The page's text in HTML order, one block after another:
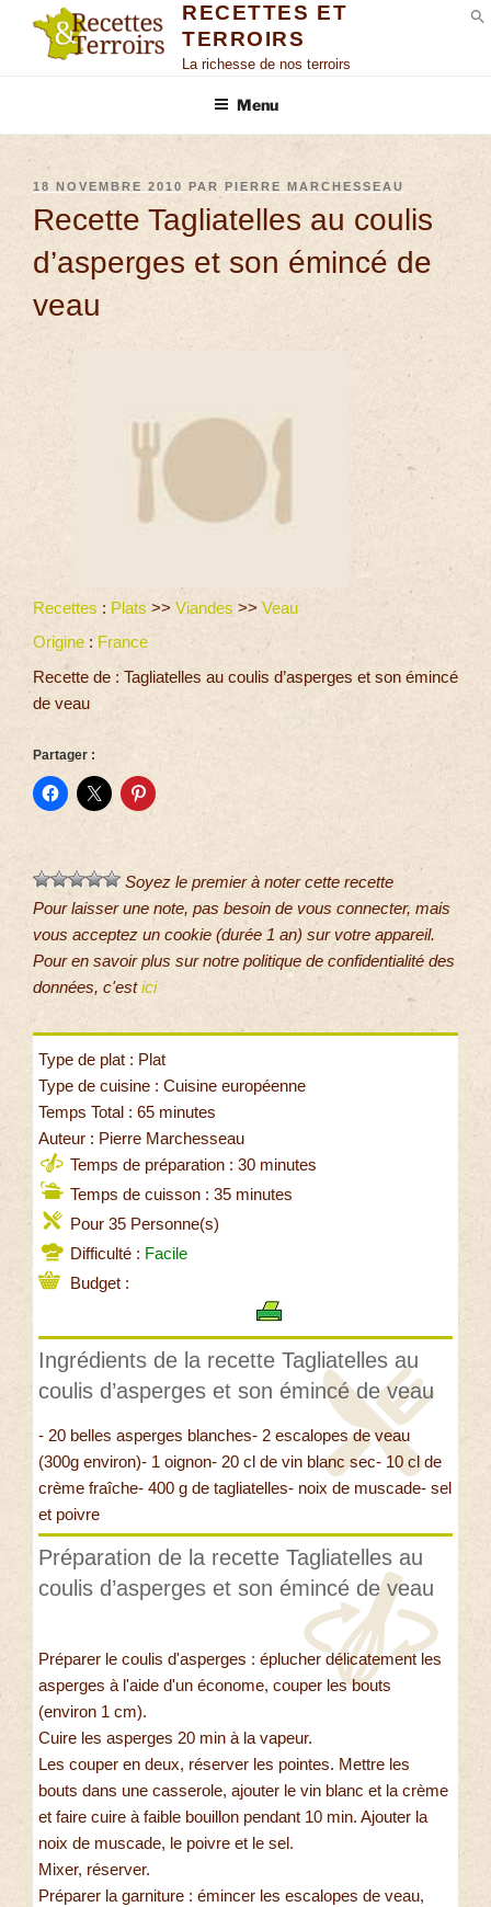
RECETTES ET
TERROIRS
La richesse de nos terroirs
Menu
18 NOVEMBRE 2010 PAR PIERRE MARCHESSEAU
Recette Tagliatelles au coulis
d’asperges et son émincé de
veau
Recettes : Plats >> Viandes >> Veau
Origine : France
Recette de : Tagliatelles au coulis d’asperges et son émincé
de veau
Partager :
Soyez le premier à noter cette recette
Pour laisser une note, pas besoin de vous connecter, mais
vous acceptez un cookie (durée 1 an) sur votre appareil.
Pour en savoir plus sur notre politique de confidentialité des
données, c'estici
Type de plat : Plat
Type de cuisine : Cuisine européenne
Temps Total : 65 minutes
Auteur : Pierre Marchesseau
Temps de préparation : 30 minutes
Temps de cuisson : 35 minutes
Pour 35 Personne(s)
Difficulté : Facile
Budget :
Ingrédients de la recette Tagliatelles au
coulis d’asperges et son émincé de veau
- 20 belles asperges blanches- 2 escalopes de veau
(300g environ)- 1 oignon- 20 cl de vin blanc sec- 10 cl de
crème fraîche- 400 g de tagliatelles- noix de muscade- sel
et poivre
Préparation de la recette Tagliatelles au
coulis d’asperges et son émincé de veau
Préparer le coulis d'asperges : éplucher délicatement les
asperges à l'aide d'un économe, couper les bouts
(environ 1 cm).
Cuire les asperges 20 min à la vapeur.
Les couper en deux, réserver les pointes. Mettre les
bouts dans une casserole, ajouter le vin blanc et la crème
et faire cuire à faible bouillon pendant 10 min. Ajouter la
noix de muscade, le poivre et le sel.
Mixer, réserver.
Préparer la garniture : émincer les escalopes de veau,